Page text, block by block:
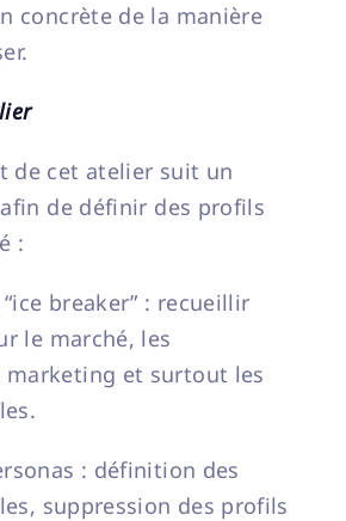
concrète de la manière
de cet atelier suit un
de définir des profils
:
breaker” : recueillir
le marché, les
marketing et surtout les
: définition des
suppression des profils